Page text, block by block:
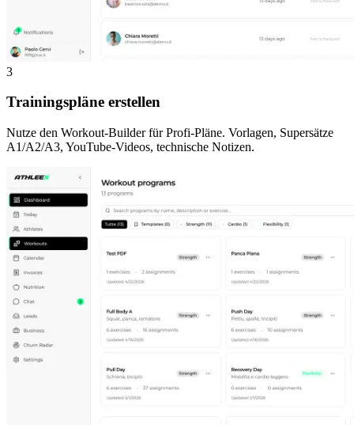
3
Trainingspläne erstellen
Nutze den Workout-Builder für Profi-Pläne. Vorlagen, Supersätze
A1/A2/A3, YouTube-Videos, technische Notizen.